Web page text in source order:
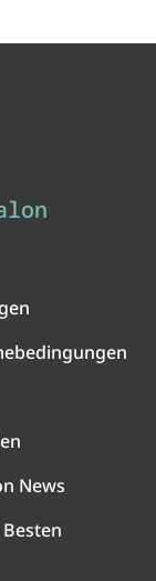
News